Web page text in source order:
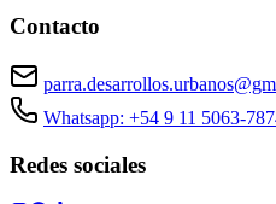
Contacto
Whatsapp: +54 9 11 5063-
Redes sociales